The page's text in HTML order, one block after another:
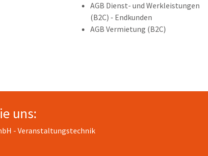
AGB Dienst- und Werkleistungen
(B2C) - Endkunden
AGB Vermietung (B2C)
uns:
- Veranstaltungstechnik